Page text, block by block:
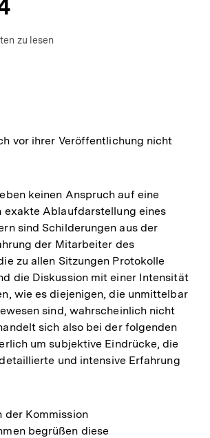
zu lesen
vor ihrer Veröffentlichung nicht
keinen Anspruch auf eine
exakte Ablaufdarstellung eines
sind Schilderungen aus der
der Mitarbeiter des
zu allen Sitzungen Protokolle
die Diskussion mit einer Intensität
wie es diejenigen, die unmittelbar
sind, wahrscheinlich nicht
sich also bei der folgenden
um subjektive Eindrücke, die
und intensive Erfahrung
der Kommission
begrüßen diese